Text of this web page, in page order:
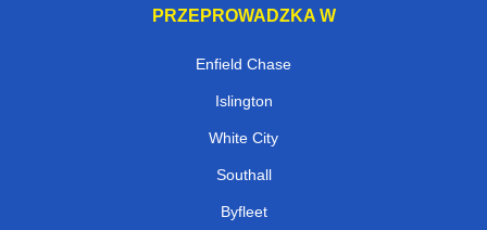
PRZEPROWADZKA W
Enfield Chase
Islington
White City
Southall
Byfleet